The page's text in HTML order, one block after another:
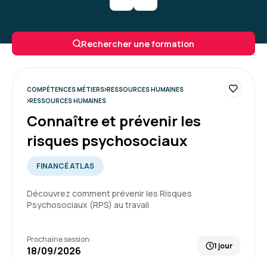
formation pertinente mais en visio compliquée.
et support pas adapté à de la visio ... il serait
Formation : Connaître et prévenir les risques
Marie S.
La formation s'est très bien passé ainsi que
Rechercher une formation
COMPÉTENCES MÉTIERS RESSOURCES HUMAINES
RESSOURCES HUMAINES
Connaître et prévenir les
risques psychosociaux
FINANCÉ ATLAS
Découvrez comment prévenir les Risques
Psychosociaux (RPS) au travail
Prochaine session:
18/09/2026 1 jour